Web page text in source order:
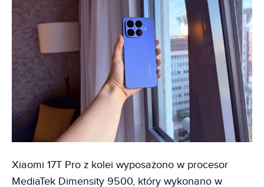
Xiaomi 17T Pro z kolei wyposażono w procesor
MediaTek Dimensity 9500, który wykonano w